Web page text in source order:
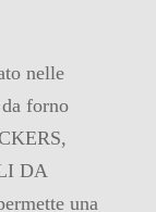
nelle
forno
DA
una